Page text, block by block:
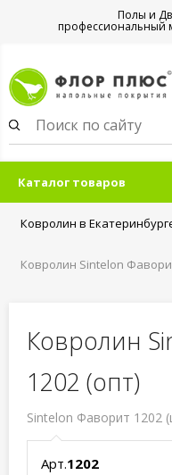
Полы и
профессиональный
Каталог товаров
Ковролин в
Ковролин Sintelon
Ковролин
1202 (опт)
Sintelon Фаворит 1202
Арт.1202